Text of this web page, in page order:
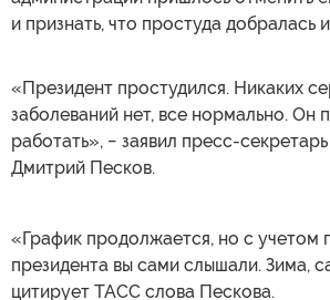
и признать, что простуда добралась
«Президент простудился. Никаких
заболеваний нет, все нормально. Он
работать», − заявил пресс-
Дмитрий Песков.
«График продолжается, но с учетом
президента вы сами слышали. Зима,
цитирует ТАСС слова Пескова.